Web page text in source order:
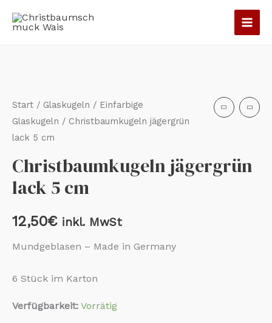
Inhalt
Start / Glaskugeln / Einfarbige
Glaskugeln / Christbaumkugeln jägergrün
lack 5 cm
Christbaumkugeln jägergrün
lack 5 cm
12,50€ inkl. MwSt
Mundgeblasen – Made in Germany
6 Stück im Karton
Verfügbarkeit: Vorrätig
lack
5
cm